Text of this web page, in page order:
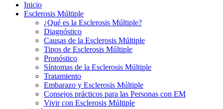
Inicio
Esclerosis Múltiple
¿Qué es la Esclerosis Múltiple?
Diagnóstico
Causas de la Esclerosis Múltiple
Tipos de Esclerosis Múltiple
Pronóstico
Síntomas de la Esclerosis Múltiple
Tratamiento
Embarazo y Esclerosis Múltiple
Consejos prácticos para las Personas con EM
Vivir con Esclerosis Múltiple